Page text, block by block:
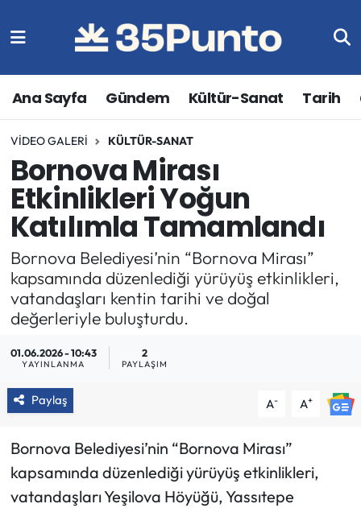
Ana Sayfa Gündem Kültür-Sanat Tarih
VIDEO GALERI KÜLTÜR-SANAT
Bornova Mirası
Etkinlikleri Yoğun
Katılımla Tamamlandı
Bornova Belediyesi’nin “Bornova Mirası”
kapsamında düzenlediği yürüyüş etkinlikleri,
vatandaşları kentin tarihi ve doğal
değerleriyle buluşturdu.
01.06.2026 - 10:43
YAYINLANMA
2
PAYLAŞIM
Paylaş A- A+
Bornova Belediyesi’nin “Bornova Mirası”
kapsamında düzenlediği yürüyüş etkinlikleri,
vatandaşları Yeşilova Höyüğü, Yassıtepe